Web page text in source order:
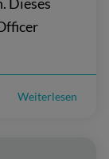
Weiterlesen